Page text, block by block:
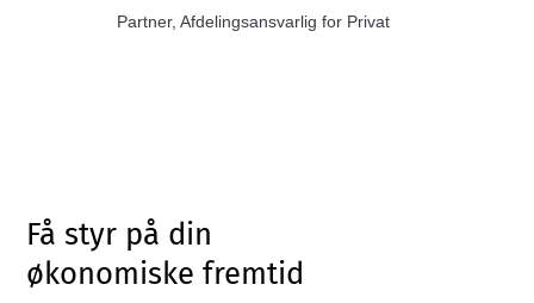
Partner, Afdelingsansvarlig for Privat
Få styr på din
økonomiske fremtid